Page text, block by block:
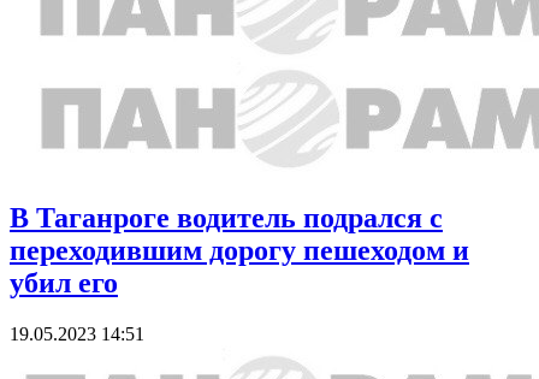
В Таганроге водитель подрался с
переходившим дорогу пешеходом и
убил его
19.05.2023 14:51